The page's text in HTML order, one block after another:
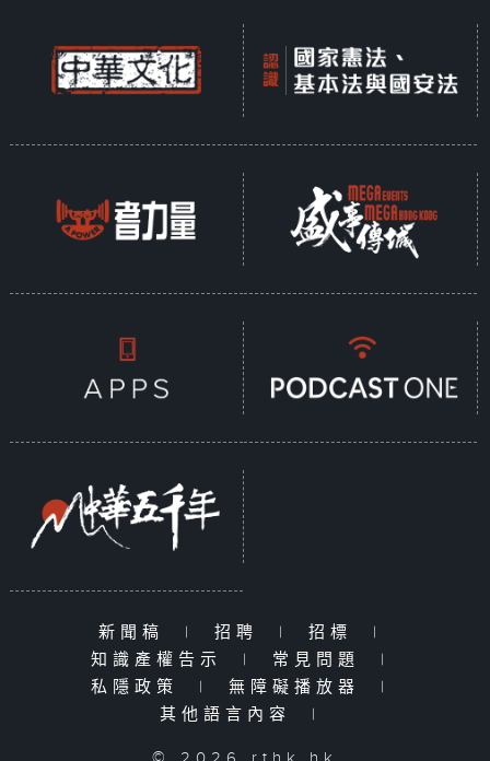
新聞稿 | 招聘 | 招標
|
知識產權告示
| 常見問題
|
私隱政策
| 無障礙播放器
|
其他語言內容
|